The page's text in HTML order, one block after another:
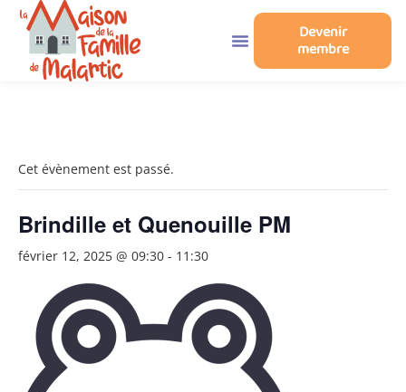
Devenir
membre
Cet évènement est passé.
Brindille et Quenouille PM
février 12, 2025 @ 09:30 - 11:30